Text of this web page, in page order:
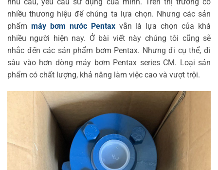
nhiều thương hiệu để chúng ta lựa chọn. Nhưng các sản
phẩm máy bơm nước Pentaxvẫn là lựa chọn của khá
nhiều người hiện nay. Ở bài viết này chúng tôi cũng sẽ
nhắc đến các sản phẩm bơm Pentax. Nhưng đi cụ thể, đi
sâu vào hơn dòng máy bơm Pentax series CM. Loại sản
phẩm có chất lượng, khả năng làm việc cao và vượt trội.